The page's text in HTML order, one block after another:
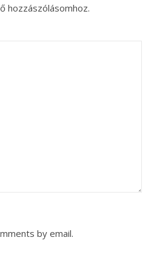
hozzászólásomhoz.
by email.